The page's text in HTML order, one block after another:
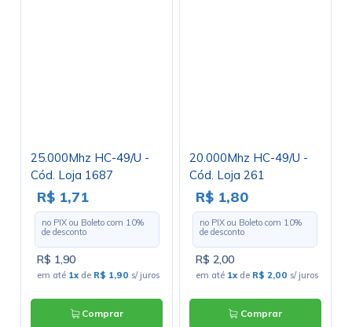
25.000Mhz HC-49/U -
Cód. Loja 1687
R$ 1,71
no PIX ou Boleto com 10%
de desconto
R$ 1,90
em até 1x de R$ 1,90 s/ juros
Comprar
20.000Mhz HC-49/U -
Cód. Loja 261
R$ 1,80
no PIX ou Boleto com 10%
de desconto
R$ 2,00
em até 1x de R$ 2,00 s/ juros
Comprar